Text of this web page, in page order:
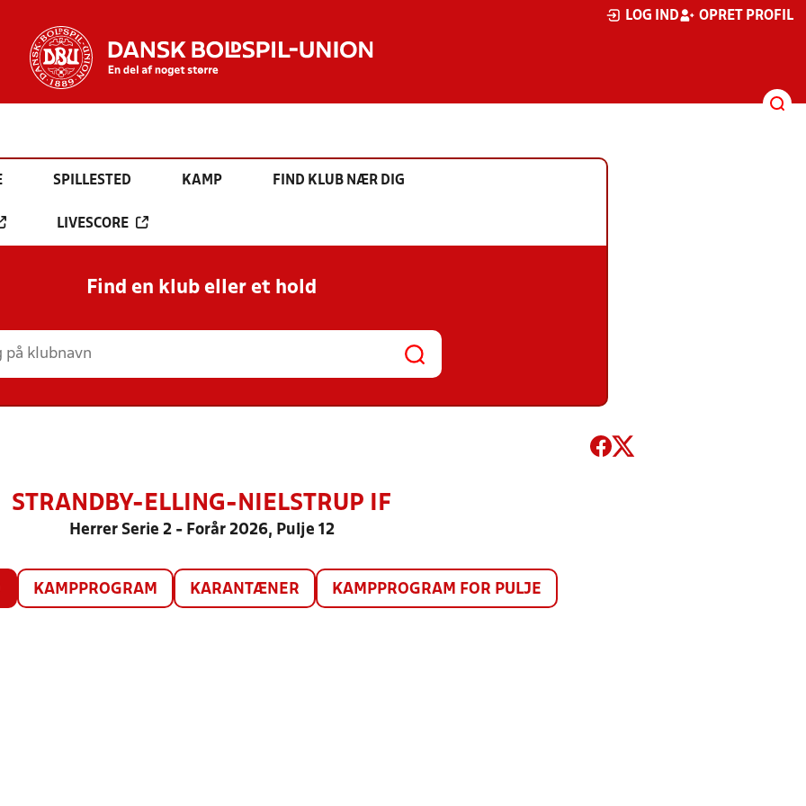
LOG IND OPRET PROFIL
SPILLESTED KAMP FIND KLUB NÆR DIG
LIVESCORE
Find en klub eller et hold
STRANDBY-ELLING-NIELSTRUP IF
Herrer Serie 2 - Forår 2026, Pulje 12
KAMPPROGRAM KARANTÆNER KAMPPROGRAM FOR PULJE